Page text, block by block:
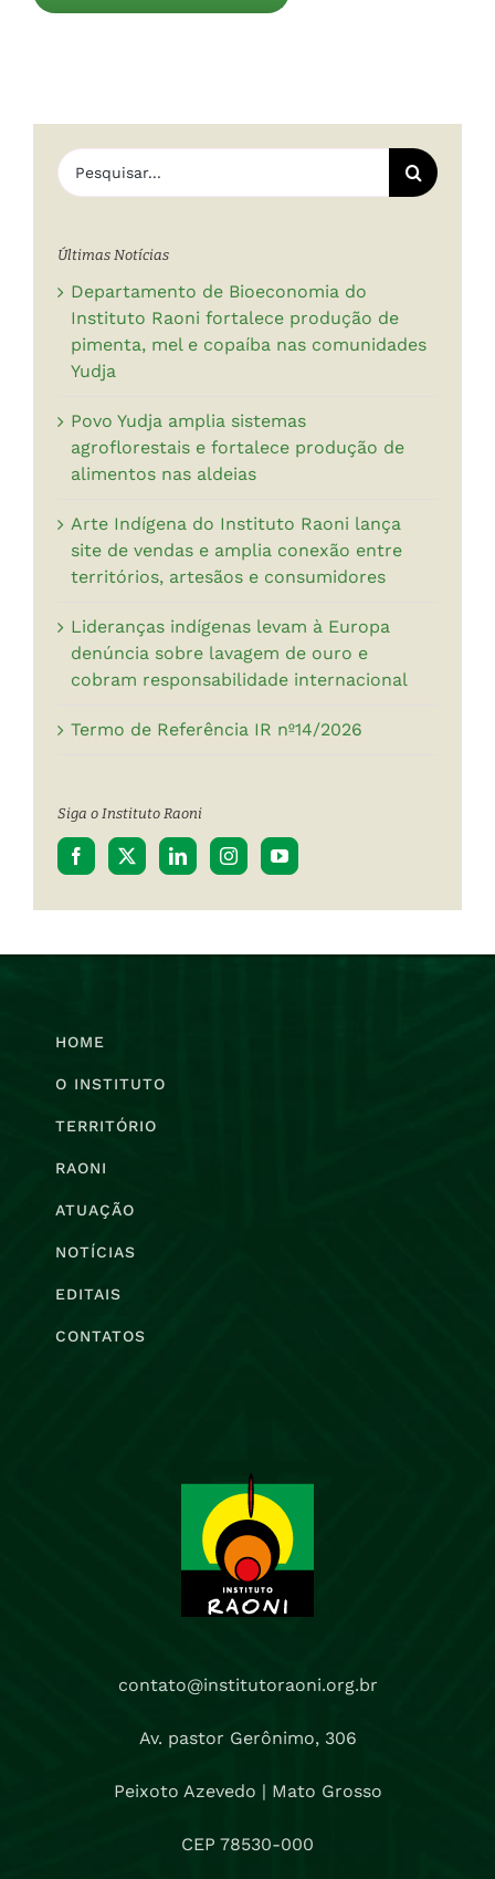
Buscar
resultados
Últimas Notícias
Departamento de Bioeconomia do
Instituto Raoni fortalece produção de
pimenta, mel e copaíba nas comunidades
Yudja
Povo Yudja amplia sistemas
agroflorestais e fortalece produção de
alimentos nas aldeias
Arte Indígena do Instituto Raoni lança
site de vendas e amplia conexão entre
territórios, artesãos e consumidores
Lideranças indígenas levam à Europa
denúncia sobre lavagem de ouro e
cobram responsabilidade internacional
Termo de Referência IR nº14/2026
Siga o Instituto Raoni
HOME
O INSTITUTO
TERRITÓRIO
RAONI
ATUAÇÃO
NOTÍCIAS
EDITAIS
CONTATOS
contato@institutoraoni.org.br
Av. pastor Gerônimo, 306
Peixoto Azevedo | Mato Grosso
CEP 78530-000